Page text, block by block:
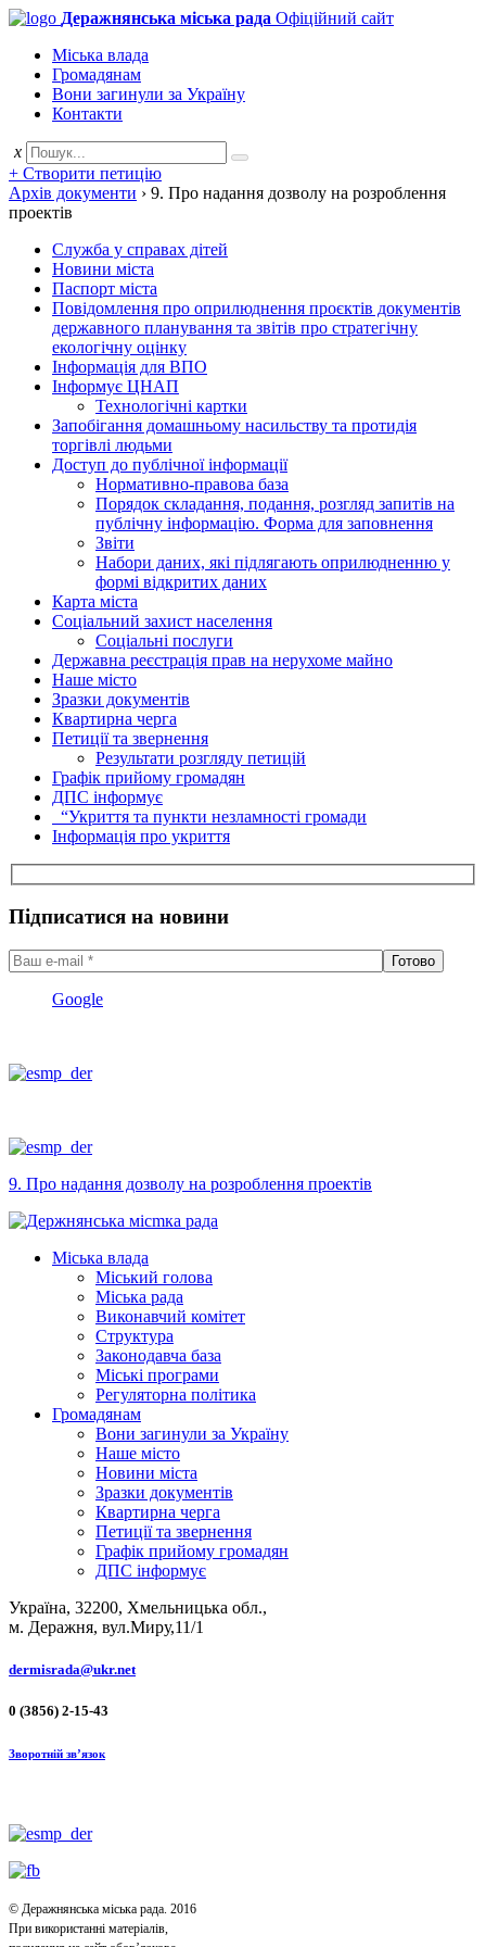
Деражнянська міська рада Офіційний сайт
Міська влада
Громадянам
Вони загинули за Україну
Контакти
x
+ Створити петицію
Архів документи › 9. Про надання дозволу на розроблення
проектів
Служба у справах дітей
Новини міста
Паспорт міста
Повідомлення про оприлюднення проєктів документів
державного планування та звітів про стратегічну
екологічну оцінку
Інформація для ВПО
Інформує ЦНАП
Технологічні картки
Запобігання домашньому насильству та протидія
торгівлі людьми
Доступ до публічної інформації
Нормативно-правова база
Порядок складання, подання, розгляд запитів на
публічну інформацію. Форма для заповнення
Звіти
Набори даних, які підлягають оприлюдненню у
формі відкритих даних
Карта міста
Соціальний захист населення
Соціальні послуги
Державна реєстрація прав на нерухоме майно
Наше місто
Зразки документів
Квартирна черга
Петиції та звернення
Результати розгляду петицій
Графік прийому громадян
ДПС інформує
“Укриття та пункти незламності громади
Інформація про укриття
Підписатися на новини
Google
9. Про надання дозволу на розроблення проектів
Міська влада
Міський голова
Міська рада
Виконавчий комітет
Структура
Законодавча база
Міські програми
Регуляторна політика
Громадянам
Вони загинули за Україну
Наше місто
Новини міста
Зразки документів
Квартирна черга
Петиції та звернення
Графік прийому громадян
ДПС інформує
Україна, 32200, Хмельницька обл.,
м. Деражня, вул.Миру,11/1
dermisrada@ukr.net
0 (3856) 2-15-43
Зворотній зв’язок
© Деражнянська міська рада. 2016
При використанні матеріалів,